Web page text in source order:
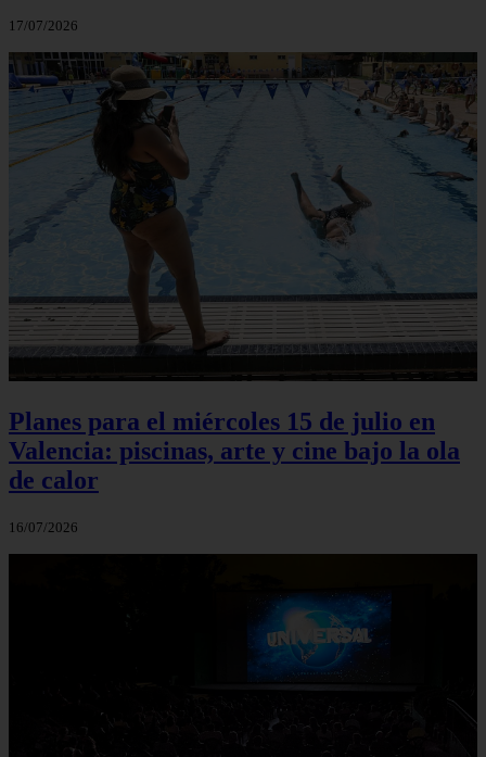
17/07/2026
Planes para el miércoles 15 de julio en
Valencia: piscinas, arte y cine bajo la ola
de calor
16/07/2026